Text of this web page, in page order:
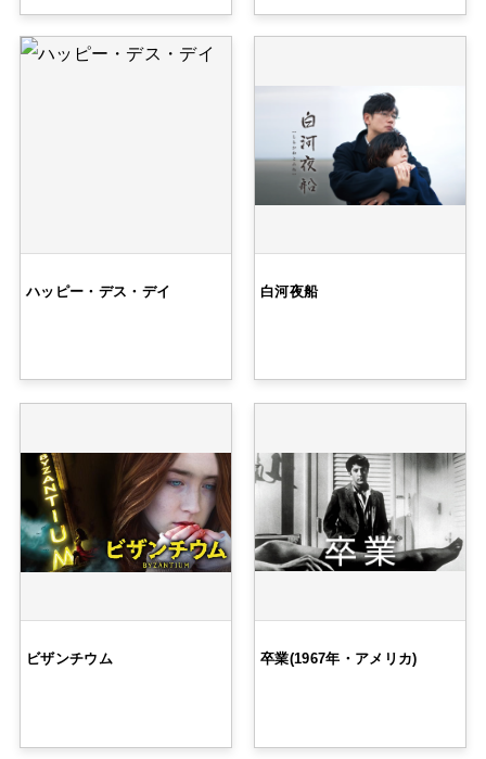
ハッピー・デス・デイ 白河夜船
ビザンチウム 卒業(1967年・アメリカ)